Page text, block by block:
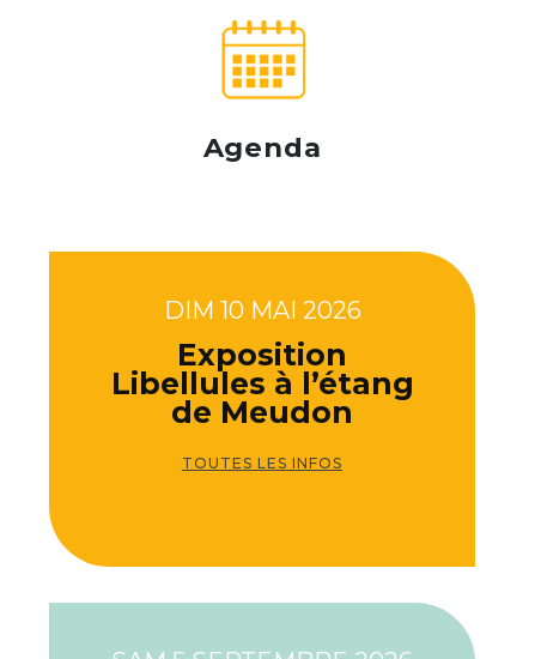
Agenda
DIM 10 MAI 2026
Exposition
Libellules à l’étang
de Meudon
TOUTES LES INFOS